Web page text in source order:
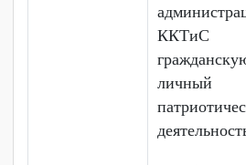
2025 года
Участник